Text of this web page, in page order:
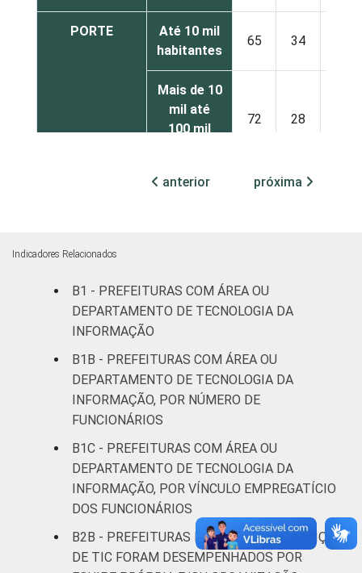
PORTE
Até 10 mil
habitantes
65 34
Mais de 10
mil até
100 mil
72 28
Mais de
Mais de
Fonte: CGI.br/NIC.br, Centro Regional de
Estudos para o Desenvolvimento da
Sociedade da Informação (Cetic.br),
Pesquisa sobre o uso das tecnologias de
informação e comunicação no setor público
brasileiro - TIC Governo Eletrônico 2019.
anterior próxima
Indicadores Relacionados
B1 - PREFEITURAS COM ÁREA OU
DEPARTAMENTO DE TECNOLOGIA DA
INFORMAÇÃO
B1B - PREFEITURAS COM ÁREA OU
DEPARTAMENTO DE TECNOLOGIA DA
INFORMAÇÃO, POR NÚMERO DE
FUNCIONÁRIOS
B1C - PREFEITURAS COM ÁREA OU
DEPARTAMENTO DE TECNOLOGIA DA
INFORMAÇÃO, POR VÍNCULO EMPREGATÍCIO
DOS FUNCIONÁRIOS
B2B - PREFEITURAS NAS QUAIS OS SERVIÇOS
DE TIC FORAM DESEMPENHADOS POR